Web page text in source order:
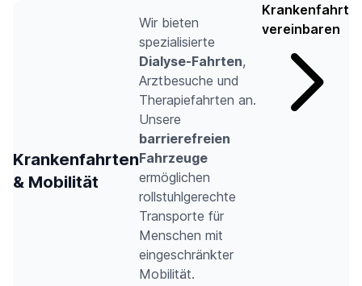
Krankenfahrten
& Mobilität
Wir bieten
spezialisierte
Dialyse-Fahrten,
Arztbesuche und
Therapiefahrten an.
Unsere
barrierefreien
Fahrzeuge
ermöglichen
rollstuhlgerechte
Transporte für
Menschen mit
eingeschränkter
Mobilität.
Krankenfahrt
vereinbaren